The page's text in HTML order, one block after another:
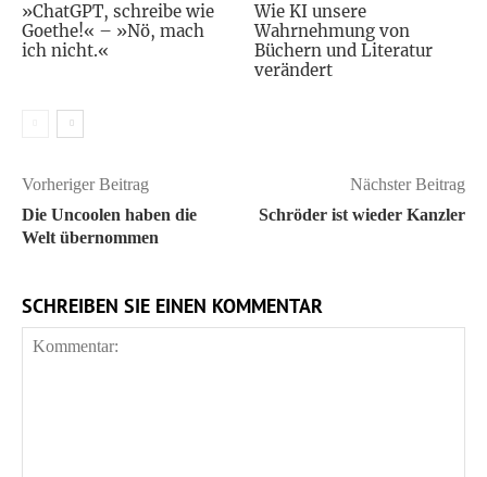
»ChatGPT, schreibe wie
Goethe!« – »Nö, mach
ich nicht.«
Wie KI unsere
Wahrnehmung von
Büchern und Literatur
verändert
Vorheriger Beitrag
Die Uncoolen haben die
Welt übernommen
Nächster Beitrag
Schröder ist wieder Kanzler
SCHREIBEN SIE EINEN KOMMENTAR